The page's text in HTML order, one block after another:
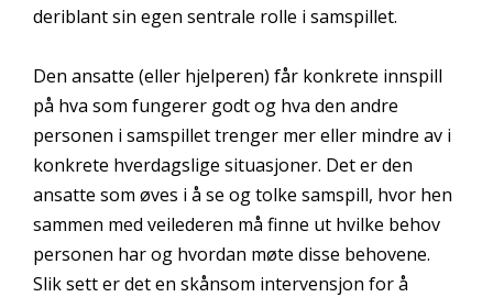
deriblant sin egen sentrale rolle i samspillet.
Den ansatte (eller hjelperen) får konkrete innspill
på hva som fungerer godt og hva den andre
personen i samspillet trenger mer eller mindre av i
konkrete hverdagslige situasjoner. Det er den
ansatte som øves i å se og tolke samspill, hvor hen
sammen med veilederen må finne ut hvilke behov
personen har og hvordan møte disse behovene.
Slik sett er det en skånsom intervensjon for å